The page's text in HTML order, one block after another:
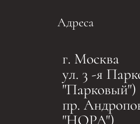
Адреса
г. Москва
ул. 3 -я
"Парковый")
пр.
"НОРА")